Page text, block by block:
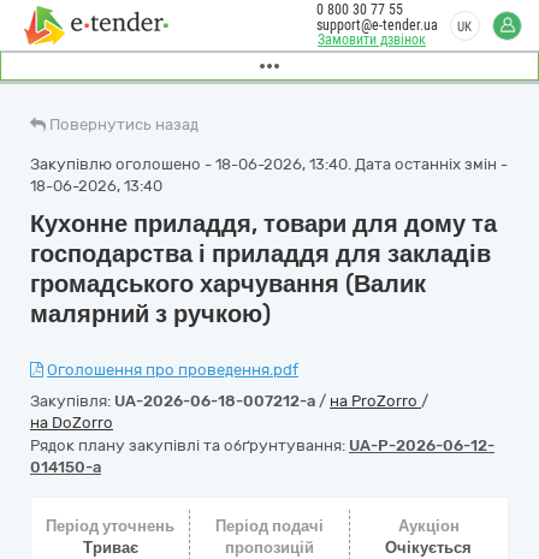
Замовити дзвінок
0 800 30 77 55
support@e-tender.ua
UK
Повернутись назад
Закупівлю оголошено - 18-06-2026, 13:40. Дата останніх змін -
18-06-2026, 13:40
Кухонне приладдя, товари для дому та
господарства і приладдя для закладів
громадського харчування (Валик
малярний з ручкою)
Оголошення про проведення.pdf
Закупівля: UA-2026-06-18-007212-a / на ProZorro /
на DoZorro
Рядок плану закупівлі та обґрунтування: UA-P-2026-06-12-
014150-a
Період уточнень
Триває
Період подачі
пропозицій
Аукціон
Очікується